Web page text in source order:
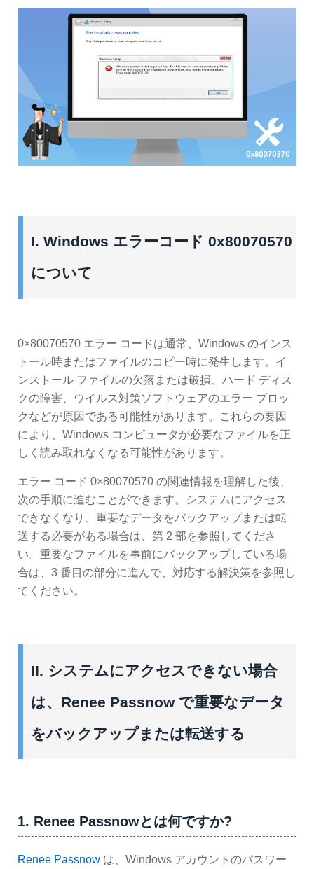
I. Windows エラーコード 0x80070570
について
0×80070570 エラー コードは通常、Windows のインス
トール時またはファイルのコピー時に発生します。イ
ンストール ファイルの欠落または破損、ハード ディス
クの障害、ウイルス対策ソフトウェアのエラー ブロッ
クなどが原因である可能性があります。これらの要因
により、Windows コンピュータが必要なファイルを正
しく読み取れなくなる可能性があります。
エラー コード 0×80070570 の関連情報を理解した後、
次の手順に進むことができます。システムにアクセス
できなくなり、重要なデータをバックアップまたは転
送する必要がある場合は、第 2 部を参照してくださ
い。重要なファイルを事前にバックアップしている場
合は、3 番目の部分に進んで、対応する解決策を参照し
てください。
II. システムにアクセスできない場合
は、Renee Passnow で重要なデータ
をバックアップまたは転送する
1. Renee Passnowとは何ですか?
Renee Passnow は、Windows アカウントのパスワー